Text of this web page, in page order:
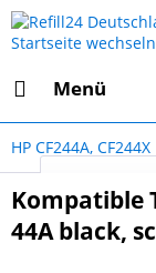
Menü
HP CF244A, CF244X
Kompatible
44A black,